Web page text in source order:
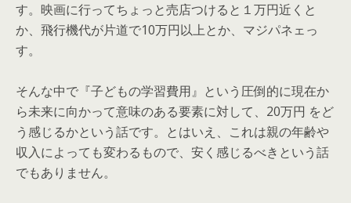
す。映画に行ってちょっと売店つけると１万円近くと
か、飛行機代が片道で10万円以上とか、マジパネェっ
す。
そんな中で『子どもの学習費用』という圧倒的に現在か
ら未来に向かって意味のある要素に対して、20万円 をど
う感じるかという話です。とはいえ、これは親の年齢や
収入によっても変わるもので、安く感じるべきという話
でもありません。